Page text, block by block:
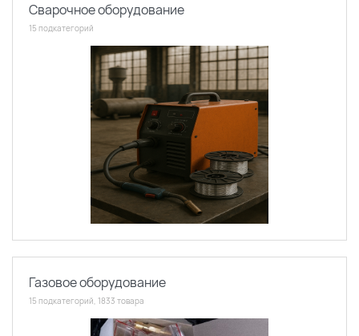
Сварочное оборудование
15 подкатегорий
Газовое оборудование
15 подкатегорий, 1833 товара